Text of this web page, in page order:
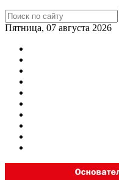
Пятница, 07 августа 2026